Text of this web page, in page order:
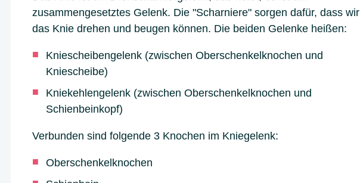
zusammengesetztes Gelenk. Die "Scharniere" sorgen dafür, dass wir
das Knie drehen und beugen können. Die beiden Gelenke heißen:
Kniescheibengelenk (zwischen Oberschenkelknochen und
Kniescheibe)
Kniekehlengelenk (zwischen Oberschenkelknochen und
Schienbeinkopf)
Verbunden sind folgende 3 Knochen im Kniegelenk:
Oberschenkelknochen